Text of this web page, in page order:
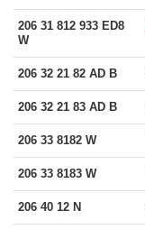
206 31 812 933 ED8
W
206 32 21 82 AD B
206 32 21 83 AD B
206 33 8182 W
206 33 8183 W
206 40 12 N